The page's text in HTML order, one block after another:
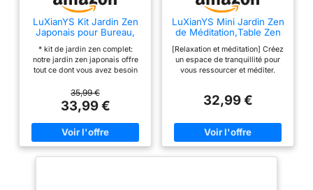
LuXianYS Kit Jardin Zen
Japonais pour Bureau,
de décoration Miniature,
Mini Table Sand Garden,
Cadeaux de Méditation
* kit de jardin zen complet:
notre jardin zen japonais offre
tout ce dont vous avez besoin
et de détente, y compris un
plateau en bois, du sable zen,
des pierres empilées, un râteau
à sable et même une statue de
Bouddha. * Matériaux de haute
qualité : Nos jardins zen
35,99 €
33,99 €
LuXianYS Mini Jardin Zen
de Méditation,Table Zen
Sand Garden Kit Japonais
pour Bureau, Jardin
Sable Japonais,
Accessoires de Bureau
Méditation pour Détente
[Relaxation et méditation] Créez
un espace de tranquillité pour
vous ressourcer et méditer.
journée chargée. Renforcez
émotionnel. Créez une
atmosphère apaisante chez
vous. Expérimentez la sérénité
32,99 €